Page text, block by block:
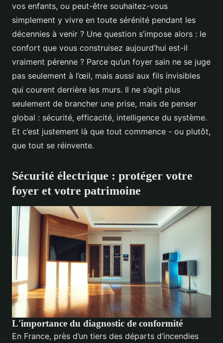
vos enfants, ou peut-être souhaitez-vous
simplement y vivre en toute sérénité pendant les
décennies à venir ? Une question s’impose alors : le
confort que vous construisez aujourd’hui est-il
vraiment pérenne ? Parce qu’un foyer sain ne se juge
pas seulement à l’œil, mais aussi aux fils invisibles
qui courent derrière les murs. Il ne s’agit plus
seulement de brancher une prise, mais de penser
global : sécurité, efficacité, intelligence du système.
Et c’est justement là que tout commence - ou plutôt,
que tout se réinvente.
Sécurité électrique : protéger votre
foyer et votre patrimoine
L'importance du diagnostic de conformité
En France, près d’un tiers des départs d’incendies